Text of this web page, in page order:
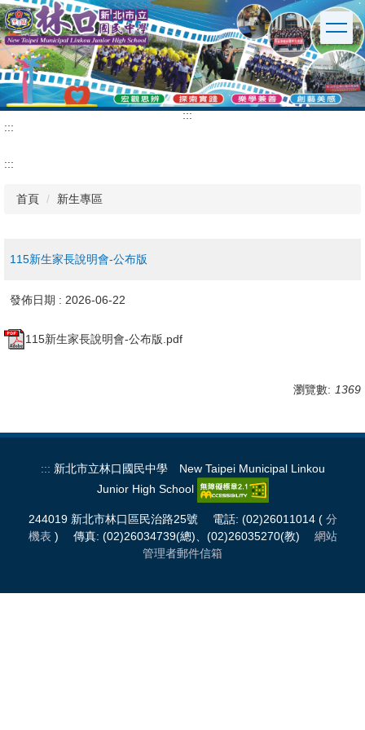
跳
到
主
要
內
容
區
:::
:::
:::
首頁 新生專區
115新生家長說明會-公布版
發佈日期 : 2026-06-22
115新生家長說明會-公布版.pdf
瀏覽數: 1369
::: 新北市立林口國民中學 New Taipei Municipal Linkou
Junior High School
244019 新北市林口區民治路25號 電話: (02)26011014 ( 分
機表 ) 傳真: (02)26034739(總)、(02)26035270(教) 網站
管理者郵件信箱